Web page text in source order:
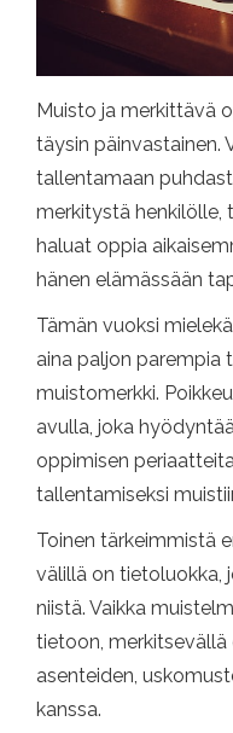
Muisto ja merkittävä
täysin päinvastainen.
tallentamaan
merkitystä henkilölle,
haluat oppia
hänen elämässään
Tämän vuoksi
aina paljon parempia
muistomerkki.
avulla, joka
oppimisen
tallentamiseksi
Toinen tärkeimmistä
välillä on tietoluokka,
niistä. Vaikka
tietoon,
asenteiden,
kanssa.